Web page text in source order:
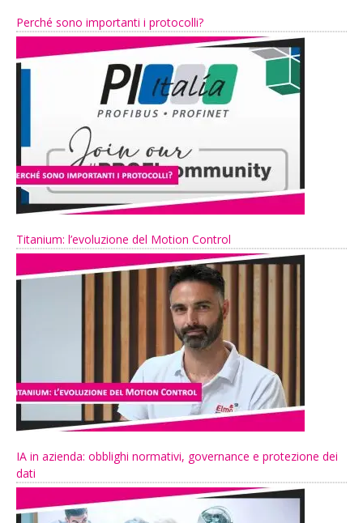
Perché sono importanti i protocolli?
Titanium: l’evoluzione del Motion Control
IA in azienda: obblighi normativi, governance e protezione dei
dati